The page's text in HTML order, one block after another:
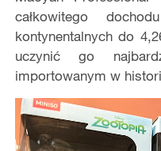
całkowitego
kontynentalnych do
uczynić go
importowanym w